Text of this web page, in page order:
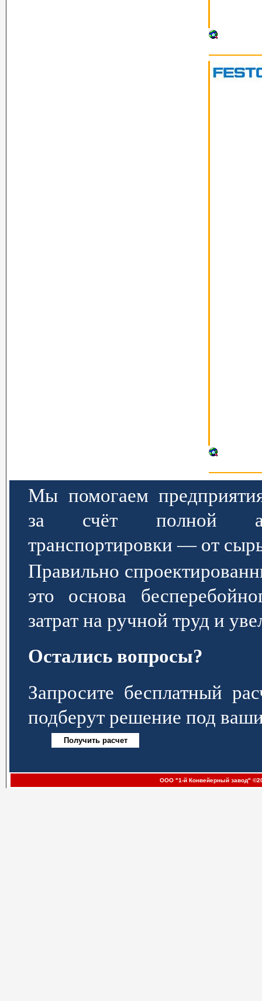
Мы помогаем
за счёт полной
транспортировки — от
Правильно
это основа
затрат на ручной труд и
Остались вопросы?
Запросите бесплатный
подберут решение под
ООО "1-й Конвейерный завод"